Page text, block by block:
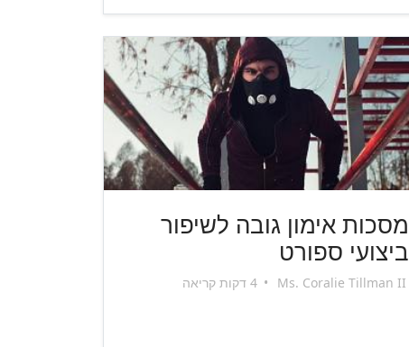
מסכות אימון גובה לשיפור
ביצועי ספורט
Ms. Coralie Tillman II
•